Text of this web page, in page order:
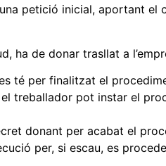
petició inicial, aportant
ha de donar trasllat a
té per finalitzat el
treballador pot instar el
donant per acabat el
per, si escau, es